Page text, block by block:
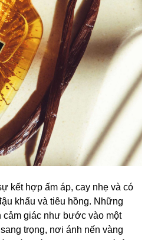
kết hợp ấm áp, cay nhẹ và có
khấu và tiêu hồng. Những
cảm giác như bước vào một
trọng, nơi ánh nến vàng